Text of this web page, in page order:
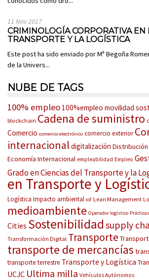
11 Nov 2017
CRIMINOLOGÍA CORPORATIVA EN
TRANSPORTE Y LA LOGÍSTICA
Este post ha sido enviado por Mª Begoña
de la Univers...
NUBE DE TAGS
100% empleo 100%empleo movilidad
blockchain Cadena de suministro
Comercio comercio electrónico comercio exterior
internacional digitalización Distribución
Economía Internacional empleabilidad Empleo
Grado en Ciencias del Transporte y la
en Transporte y
Logística Impacto ambiental IoT Lean Management
medioambiente Operador logístico
Cities Sostenibilidad supply
Transformación Digital Transporte
transporte de mercancías
transporte terrestre Transporte y Logística
UCJC Ultima milla Vehículos Autónomos